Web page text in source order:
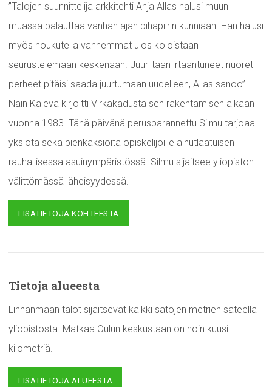
”Talojen suunnittelija arkkitehti Anja Allas halusi muun
muassa palauttaa vanhan ajan pihapiirin kunniaan. Hän halusi
myös houkutella vanhemmat ulos koloistaan
seurustelemaan keskenään. Juuriltaan irtaantuneet nuoret
perheet pitäisi saada juurtumaan uudelleen, Allas sanoo”.
Näin Kaleva kirjoitti Virkakadusta sen rakentamisen aikaan
vuonna 1983. Tänä päivänä perusparannettu Silmu tarjoaa
yksiötä sekä pienkaksioita opiskelijoille ainutlaatuisen
rauhallisessa asuinympäristössä. Silmu sijaitsee yliopiston
välittömässä läheisyydessä.
LISÄTIETOJA KOHTEESTA
Tietoja alueesta
Linnanmaan talot sijaitsevat kaikki satojen metrien säteellä
yliopistosta. Matkaa Oulun keskustaan on noin kuusi
kilometriä.
LISÄTIETOJA ALUEESTA